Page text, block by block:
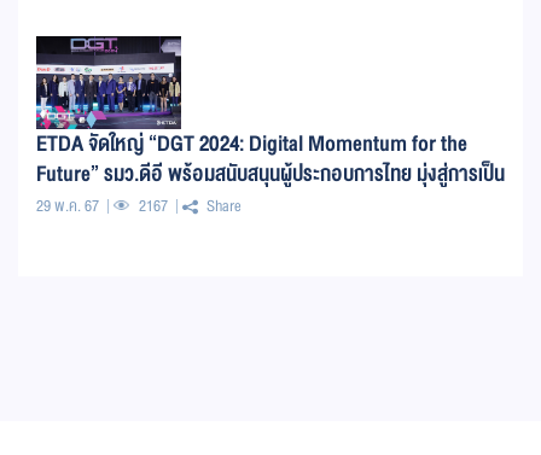
ETDA จัดใหญ่ “DGT 2024: Digital Momentum for the
Future” รมว.ดีอี พร้อมสนับสนุนผู้ประกอบการไทย มุ่งสู่การเป็น
ศูนย์กลางเศรษฐกิจดิจิทัล
29 พ.ค. 67 2167 Share